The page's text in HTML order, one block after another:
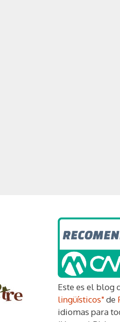
Este es el blog
lingüísticos"de
idiomas para